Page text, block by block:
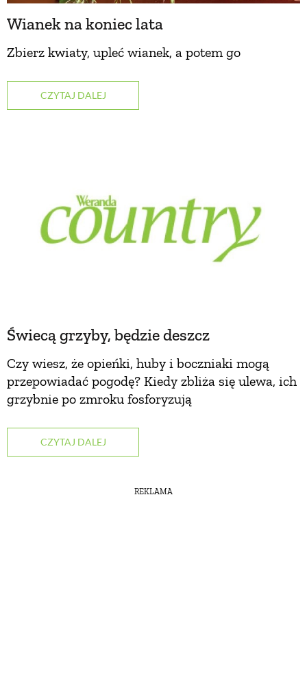
Wianek na koniec lata
Zbierz kwiaty, upleć wianek, a potem go
CZYTAJ DALEJ
Świecą grzyby, będzie deszcz
Czy wiesz, że opieńki, huby i boczniaki mogą
przepowiadać pogodę? Kiedy zbliża się ulewa, ich
grzybnie po zmroku fosforyzują
CZYTAJ DALEJ
REKLAMA